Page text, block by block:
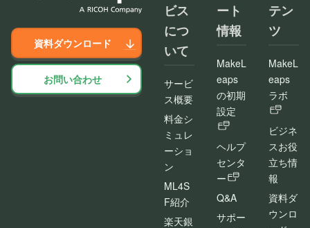
資料ダウンロード
お問い合わせ
ビス
につ
いて
サービ
ス概要
料金シ
ミュレ
ーショ
ン
ML4S
F紹介
楽天銀
ート
情報
MakeL
eaps
の初期
設定
ヘルプ
センタ
ー
Q&A
サポー
テン
ツ
MakeL
eaps
ラボ
ビジネ
スお役
立ち情
報
資料ダ
ウンロ